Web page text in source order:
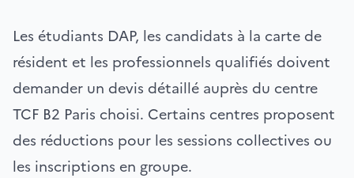
Les étudiants DAP, les candidats à la carte de
résident et les professionnels qualifiés doivent
demander un devis détaillé auprès du centre
TCF B2 Paris choisi. Certains centres proposent
des réductions pour les sessions collectives ou
les inscriptions en groupe.